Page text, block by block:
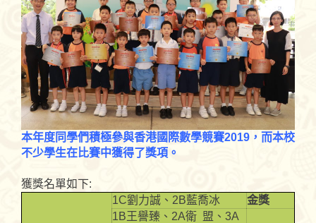
本年度同學們積極參與香港國際數學競賽2019，而本校
不少學生在比賽中獲得了獎項。
獲獎名單如下:
1C劉力誠、2B藍喬冰
金獎
1B王譽臻、2A衛 盟、3A